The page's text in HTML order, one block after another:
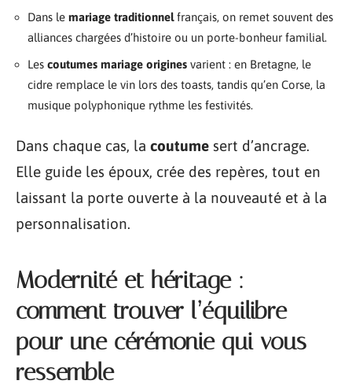
Dans le mariage traditionnelfrançais, on remet souvent des
alliances chargées d’histoire ou un porte-bonheur familial.
Les coutumes mariage origines varient : en Bretagne, le
cidre remplace le vin lors des toasts, tandis qu’en Corse, la
musique polyphonique rythme les festivités.
Dans chaque cas, la coutume sert d’ancrage.
Elle guide les époux, crée des repères, tout en
laissant la porte ouverte à la nouveauté et à la
personnalisation.
Modernité et héritage :
comment trouver l’équilibre
pour une cérémonie qui vous
ressemble